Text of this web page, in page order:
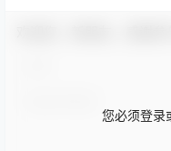
您必须登录